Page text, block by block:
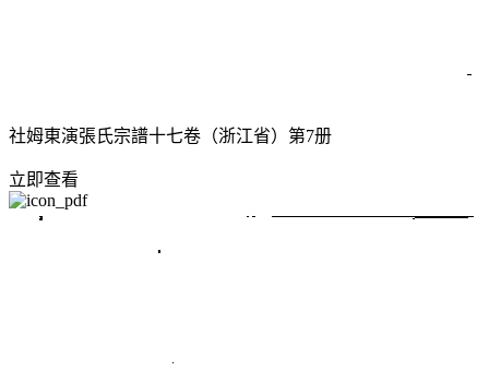
社姆東演張氏宗譜十七卷（浙江省）第7册
立即查看